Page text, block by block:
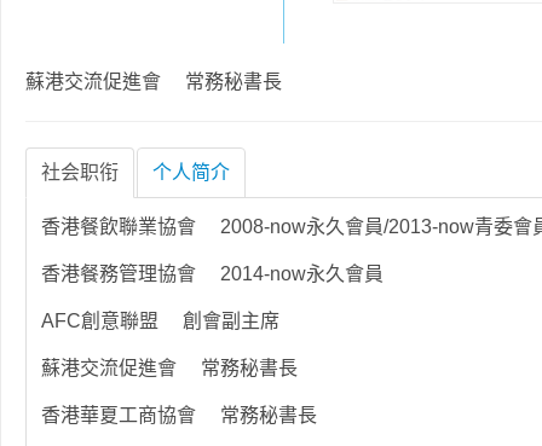
蘇港交流促進會 常務秘書長
社会职衔 个人简介
香港餐飲聯業協會 2008-now永久會員/2013-now青委會
香港餐務管理協會 2014-now永久會員
AFC創意聯盟 創會副主席
蘇港交流促進會 常務秘書長
香港華夏工商協會 常務秘書長